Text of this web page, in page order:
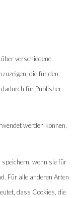
verschiedene
die für den
für Publisher
werden können,
wenn sie für
Für alle anderen Arten
dass Cookies, die